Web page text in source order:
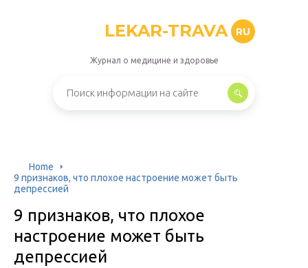
LEKAR-TRAVA RU
Журнал о медицине и здоровье
Home
9 признаков, что плохое настроение может быть
депрессией
9 признаков, что плохое
настроение может быть
депрессией